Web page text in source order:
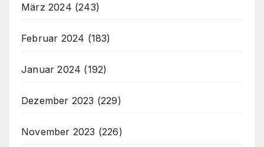
März 2024 (243)
Februar 2024 (183)
Januar 2024 (192)
Dezember 2023 (229)
November 2023 (226)